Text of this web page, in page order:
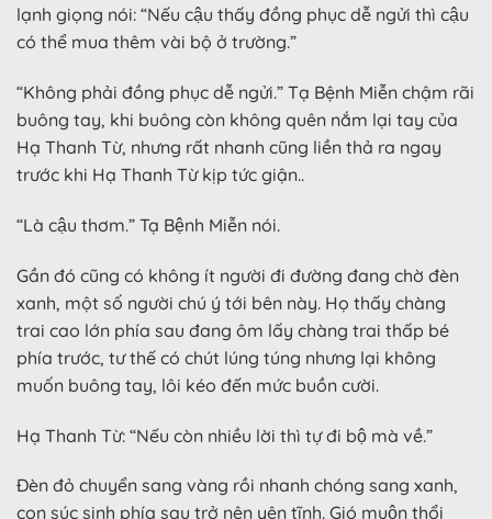
lạnh giọng nói: “Nếu cậu thấy đồng phục dễ ngửi thì cậu
có thể mua thêm vài bộ ở trường.”
“Không phải đồng phục dễ ngửi.” Tạ Bệnh Miễn chậm rãi
buông tay, khi buông còn không quên nắm lại tay của
Hạ Thanh Từ, nhưng rất nhanh cũng liền thả ra ngay
trước khi Hạ Thanh Từ kịp tức giận..
“Là cậu thơm.” Tạ Bệnh Miễn nói.
Gần đó cũng có không ít người đi đường đang chờ đèn
xanh, một số người chú ý tới bên này. Họ thấy chàng
trai cao lớn phía sau đang ôm lấy chàng trai thấp bé
phía trước, tư thế có chút lúng túng nhưng lại không
muốn buông tay, lôi kéo đến mức buồn cười.
Hạ Thanh Từ: “Nếu còn nhiều lời thì tự đi bộ mà về.”
Đèn đỏ chuyển sang vàng rồi nhanh chóng sang xanh,
con súc sinh phía sau trở nên yên tĩnh. Gió muộn thổi